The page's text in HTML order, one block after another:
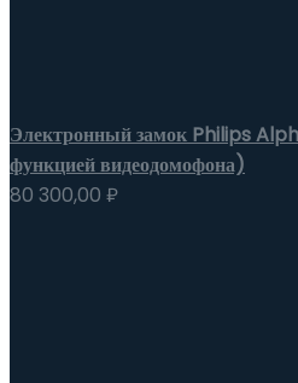
Электронный замок Philips
функцией видеодомофона)
80 300,00 ₽